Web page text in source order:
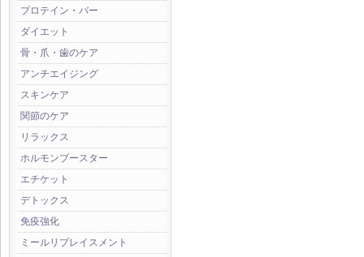
プロテイン・バー
ダイエット
骨・爪・歯のケア
アンチエイジング
スキンケア
関節のケア
リラックス
ホルモンブースター
エチケット
デトックス
免疫強化
ミールリプレイスメント